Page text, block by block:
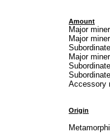
Amount
Major
Major
Major
Accessory
Origin